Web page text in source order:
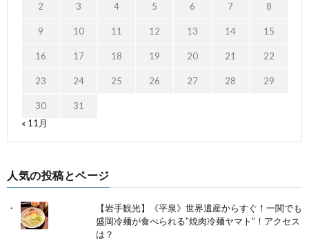
2 3 4 5 6 7 8
9 10 11 12 13 14 15
16 17 18 19 20 21 22
23 24 25 26 27 28 29
30
31
« 11月
人気の投稿とページ
【岩手観光】《平泉》世界遺産からすぐ！一関でも
盛岡冷麺が食べられる”焼肉冷麺ヤマト”！アクセス
は？